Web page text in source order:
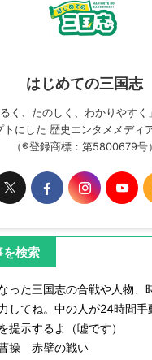
はじめての三国志
るく、たのしく、わかりやすく
トにした 歴史エンタメメディ
（®登録商標：第5800679号）
を検索
った三国志の合戦や人物、
してね。中の人が24時間手
提示するよ（嘘です）
操 赤壁の戦い